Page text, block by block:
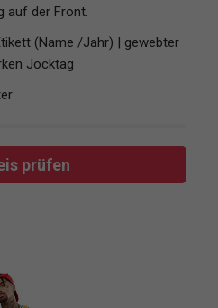
auf der Front.
(Name /Jahr) | gewebter
Jocktag
prüfen